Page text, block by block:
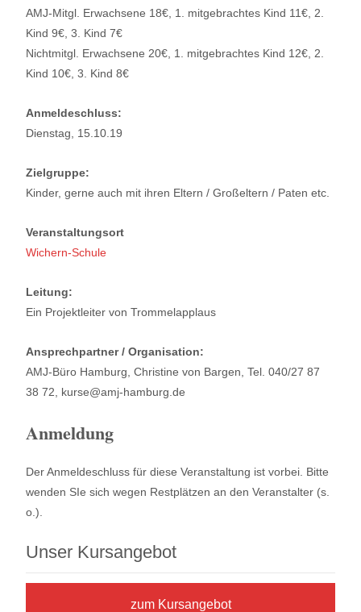
AMJ-Mitgl. Erwachsene 18€, 1. mitgebrachtes Kind 11€, 2.
Kind 9€, 3. Kind 7€
Nichtmitgl. Erwachsene 20€, 1. mitgebrachtes Kind 12€, 2.
Kind 10€, 3. Kind 8€
Anmeldeschluss:
Dienstag, 15.10.19
Zielgruppe:
Kinder, gerne auch mit ihren Eltern / Großeltern / Paten etc.
Veranstaltungsort
Wichern-Schule
Leitung:
Ein Projektleiter von Trommelapplaus
Ansprechpartner / Organisation:
AMJ-Büro Hamburg, Christine von Bargen, Tel. 040/27 87
38 72, kurse@amj-hamburg.de
Anmeldung
Der Anmeldeschluss für diese Veranstaltung ist vorbei. Bitte
wenden SIe sich wegen Restplätzen an den Veranstalter (s.
o.).
Unser Kursangebot
zum Kursangebot